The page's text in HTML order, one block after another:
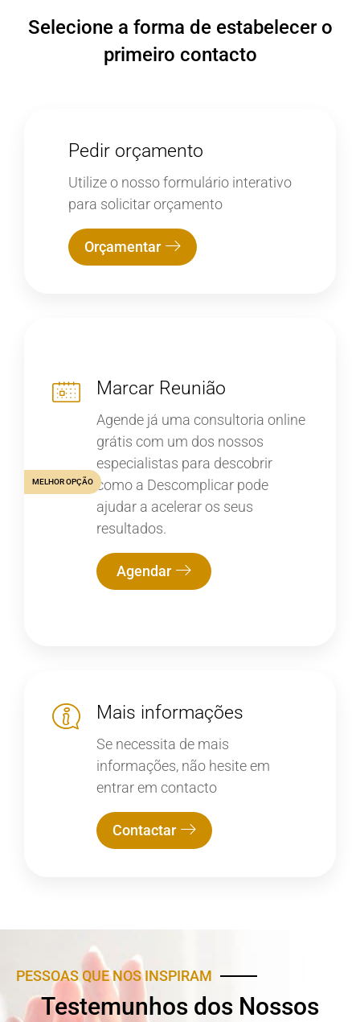
Selecione a forma de estabelecer o
primeiro contacto
Pedir orçamento
Utilize o nosso formulário interativo
para solicitar orçamento
Orçamentar
Marcar Reunião
Agende já uma consultoria online
grátis com um dos nossos
especialistas para descobrir
como a Descomplicar pode
ajudar a acelerar os seus
resultados.
Agendar
MELHOR OPÇÃO
Mais informações
Se necessita de mais
informações, não hesite em
entrar em contacto
Contactar
PESSOAS QUE NOS INSPIRAM
Testemunhos dos Nossos